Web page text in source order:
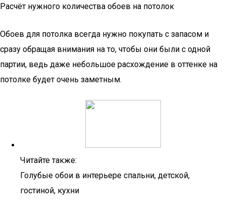
Расчёт нужного количества обоев на потолок
Обоев для потолка всегда нужно покупать с запасом и
сразу обращая внимания на то, чтобы они были с одной
партии, ведь даже небольшое расхождение в оттенке на
потолке будет очень заметным.
Читайте также:
Голубые обои в интерьере спальни, детской,
гостиной, кухни